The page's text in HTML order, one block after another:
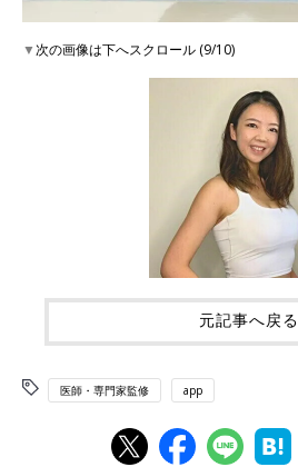
▼次の画像は下へスクロール (9/10)
元記事へ戻る
医師・専門家監修 app